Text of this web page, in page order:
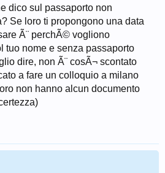
dico sul passaporto non
Se loro ti propongono una data
Ã¨ perchÃ© vogliono
tuo nome e senza passaporto
dire, non Ã¨ cosÃ¬ scontato
a fare un colloquio a milano
non hanno alcun documento